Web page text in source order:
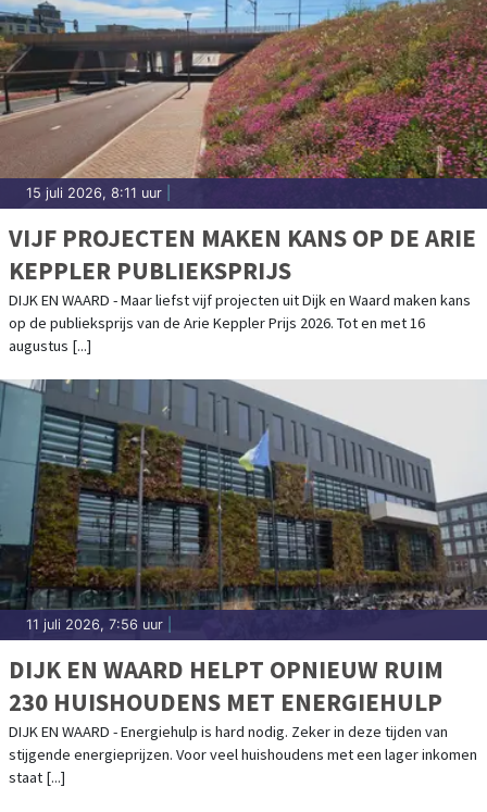
15 juli 2026, 8:11 uur
VIJF PROJECTEN MAKEN KANS OP DE ARIE
KEPPLER PUBLIEKSPRIJS
DIJK EN WAARD - Maar liefst vijf projecten uit Dijk en Waard maken kans
op de publieksprijs van de Arie Keppler Prijs 2026. Tot en met 16
augustus [...]
11 juli 2026, 7:56 uur
DIJK EN WAARD HELPT OPNIEUW RUIM
230 HUISHOUDENS MET ENERGIEHULP
DIJK EN WAARD - Energiehulp is hard nodig. Zeker in deze tijden van
stijgende energieprijzen. Voor veel huishoudens met een lager inkomen
staat [...]